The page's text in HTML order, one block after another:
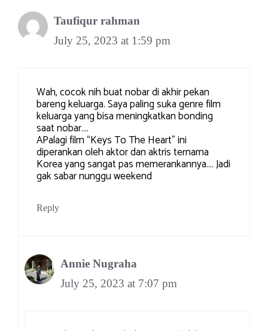
Taufiqur rahman
July 25, 2023 at 1:59 pm
Wah, cocok nih buat nobar di akhir pekan
bareng keluarga. Saya paling suka genre film
keluarga yang bisa meningkatkan bonding
saat nobar….
APalagi film “Keys To The Heart” ini
diperankan oleh aktor dan aktris ternama
Korea yang sangat pas memerankannya…. Jadi
gak sabar nunggu weekend
Reply
Annie Nugraha
July 25, 2023 at 7:07 pm